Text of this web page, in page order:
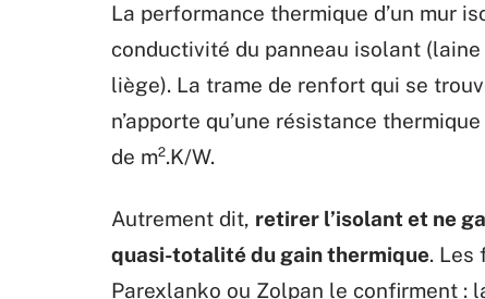
La performance thermique d’un mur
conductivité du panneau isolant
liège). La trame de renfort qui se
n’apporte qu’une résistance
de m².K/W.
Autrement dit, retirer l’isolant et ne
quasi-totalité du gain thermique. Les
Parexlanko ou Zolpan le confirment :